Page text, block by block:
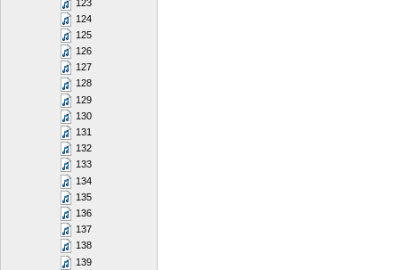
123
124
125
126
127
128
129
130
131
132
133
134
135
136
137
138
139